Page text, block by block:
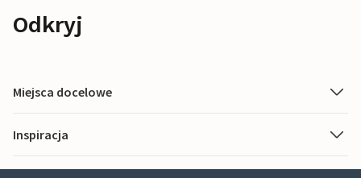
Odkryj
Miejsca docelowe
Inspiracja